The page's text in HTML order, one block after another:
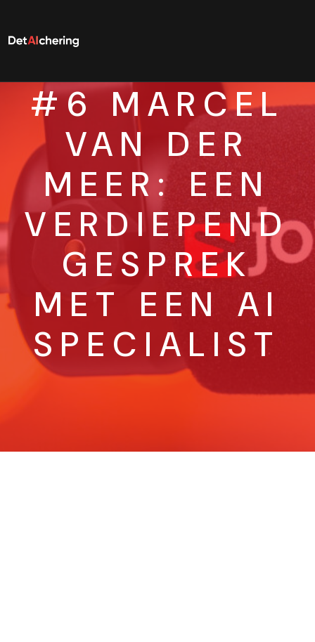
#6 MARCEL
VAN DER
MEER: EEN
VERDIEPEND
GESPREK
MET EEN AI
SPECIALIST